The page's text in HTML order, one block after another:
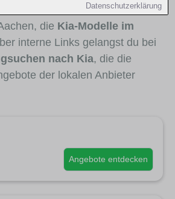
Datenschutzerklärung
von Autohäusern und
die Kia-Modelle im
interne Links gelangst du bei
nach Kia, die die
der lokalen Anbieter
Angebote entdecken